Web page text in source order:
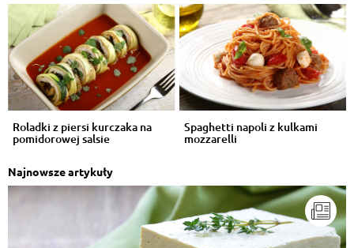
Roladki z piersi kurczaka na
pomidorowej salsie
Spaghetti napoli z kulkami
mozzarelli
Najnowsze artykuły